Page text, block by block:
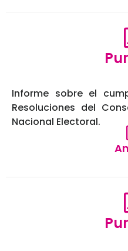
Informe sobre el
Resoluciones del
Nacional Electoral.